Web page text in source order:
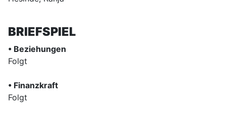
BRIEFSPIEL
• Beziehungen
Folgt
• Finanzkraft
Folgt